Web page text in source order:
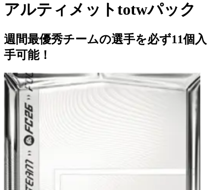
アルティメットtotwパック
週間最優秀チームの選手を必ず11個入
手可能！